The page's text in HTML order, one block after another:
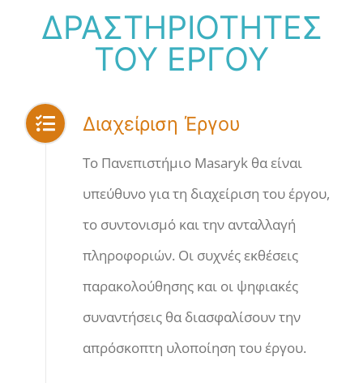
ΔΡΑΣΤΗΡΙΟΤΗΤΕΣ
ΤΟΥ ΕΡΓΟΥ
Διαχείριση Έργου
Το Πανεπιστήμιο Masaryk θα είναι
υπεύθυνο για τη διαχείριση του έργου,
το συντονισμό και την ανταλλαγή
πληροφοριών. Οι συχνές εκθέσεις
παρακολούθησης και οι ψηφιακές
συναντήσεις θα διασφαλίσουν την
απρόσκοπτη υλοποίηση του έργου.